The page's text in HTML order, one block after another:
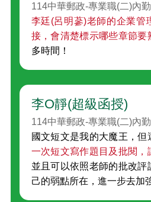
114中華郵政-專業職(二)內
李廷(呂明蔘)老師的企業管
接，會清楚標示哪些章節要
多時間！
李O靜(超級函授)
114中華郵政-專業職(二)內
國文短文是我的大魔王，但
一次短文寫作題目及批閱，
並且可以依照老師的批改評
己的弱點所在，進一步去加